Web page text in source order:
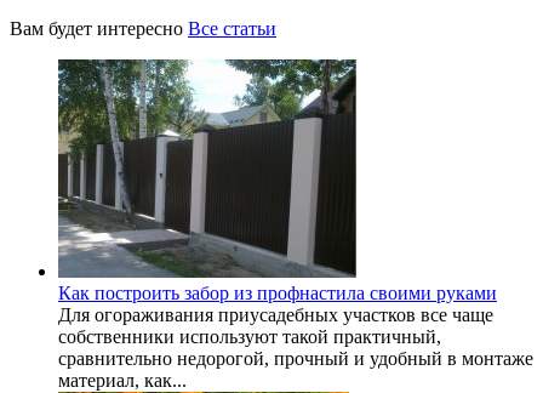
Вам будет интересно Все статьи
Как построить забор из профнастила своими руками
Для огораживания приусадебных участков все чаще
собственники используют такой практичный,
сравнительно недорогой, прочный и удобный в монтаже
материал, как...